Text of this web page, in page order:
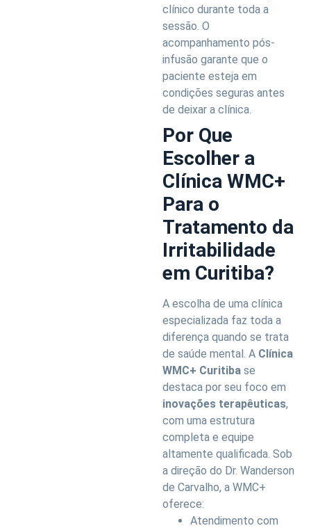
clínico durante toda a
sessão. O
acompanhamento pós-
infusão garante que o
paciente esteja em
condições seguras antes
de deixar a clínica.
Por Que
Escolher a
Clínica WMC+
Para o
Tratamento da
Irritabilidade
em Curitiba?
A escolha de uma clínica
especializada faz toda a
diferença quando se trata
de saúde mental. A Clínica
WMC+ Curitiba se
destaca por seu foco em
inovações terapêuticas,
com uma estrutura
completa e equipe
altamente qualificada. Sob
a direção do Dr. Wanderson
de Carvalho, a WMC+
oferece:
Atendimento com